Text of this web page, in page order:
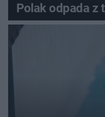
Polak odpada z